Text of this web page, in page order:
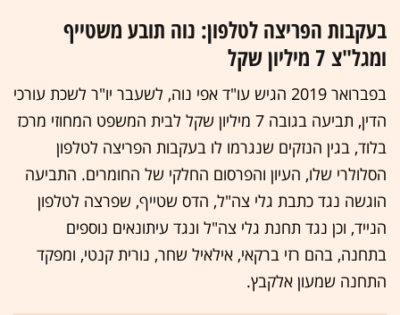
בעקבות הפריצה לטלפון: נוה תובע משטייף
ומגל"צ 7 מיליון שקל
בפברואר 2019 הגיש עו"ד אפי נוה, לשעבר יו"ר לשכת עורכי
הדין, תביעה בגובה 7 מיליון שקל לבית המשפט המחוזי מרכז
בלוד, בגין הנזקים שנגרמו לו בעקבות הפריצה לטלפון
הסלולרי שלו, העיון והפרסום החלקי של החומרים. התביעה
הוגשה נגד כתבת גלי צה"ל, הדס שטייף, שפרצה לטלפון
הנייד, וכן נגד תחנת גלי צה"ל ונגד עיתונאים נוספים
בתחנה, בהם רזי ברקאי, אילאיל שחר, נורית קנטי, ומפקד
התחנה שמעון אלקבץ.